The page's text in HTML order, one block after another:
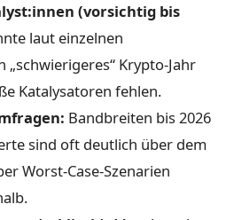
(vorsichtig bis
laut einzelnen
„schwierigeres“ Krypto-Jahr
Katalysatoren fehlen.
Bandbreiten bis 2026
sind oft deutlich über dem
Worst-Case-Szenarien